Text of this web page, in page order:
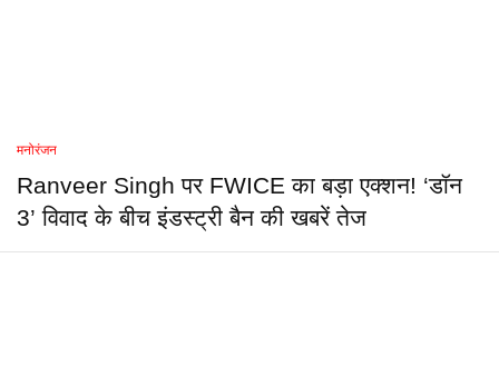
मनोरंजन
Ranveer Singh पर FWICE का बड़ा एक्शन! ‘डॉन
3’ विवाद के बीच इंडस्ट्री बैन की खबरें तेज